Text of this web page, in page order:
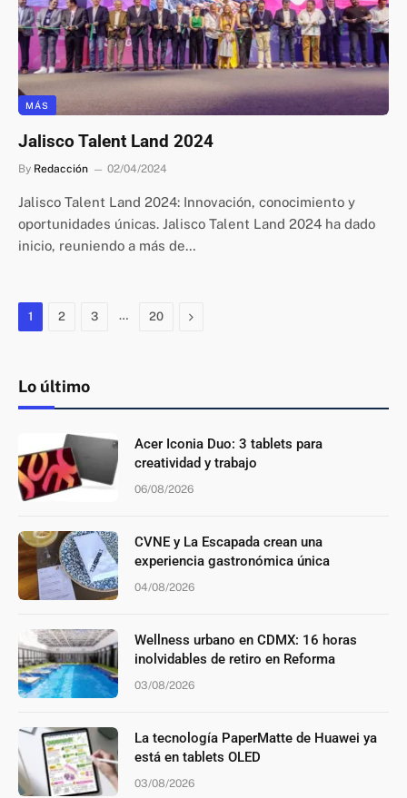
MÁS
Jalisco Talent Land 2024
By Redacción 02/04/2024
Jalisco Talent Land 2024: Innovación, conocimiento y
oportunidades únicas. Jalisco Talent Land 2024 ha dado
inicio, reuniendo a más de…
1 2 3 … 20 Next
Lo último
Acer Iconia Duo: 3 tablets para
creatividad y trabajo
06/08/2026
CVNE y La Escapada crean una
experiencia gastronómica única
04/08/2026
Wellness urbano en CDMX: 16 horas
inolvidables de retiro en Reforma
03/08/2026
La tecnología PaperMatte de Huawei ya
está en tablets OLED
03/08/2026